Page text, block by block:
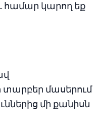
համար կարող եք
տարբեր մասերում
մի քանիսն